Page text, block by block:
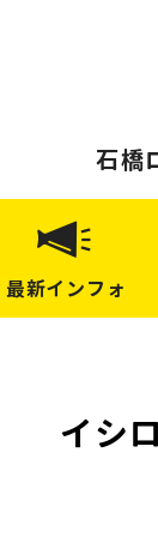
石橋
最新インフォ
イシ